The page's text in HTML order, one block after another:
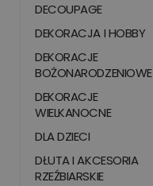
DECOUPAGE
DEKORACJA I HOBBY
DEKORACJE
BOŻONARODZENIOWE
DEKORACJE
WIELKANOCNE
DLA DZIECI
DŁUTA I AKCESORIA
RZEŹBIARSKIE